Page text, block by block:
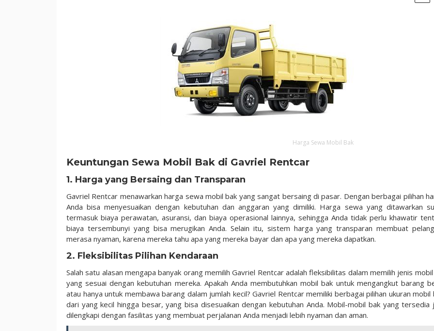
Harga Sewa Mobil Bak
Keuntungan Sewa Mobil Bak di Gavriel Rentcar
1. Harga yang Bersaing dan Transparan
Gavriel Rentcar menawarkan harga sewa mobil bak yang sangat bersaing di pasar. Dengan berbagai pilihan
Anda bisa menyesuaikan dengan kebutuhan dan anggaran yang dimiliki. Harga sewa yang ditawarkan
termasuk biaya perawatan, asuransi, dan biaya operasional lainnya, sehingga Anda tidak perlu khawatir
biaya tersembunyi yang bisa merugikan Anda. Selain itu, sistem harga yang transparan membuat
merasa nyaman, karena mereka tahu apa yang mereka bayar dan apa yang mereka dapatkan.
2. Fleksibilitas Pilihan Kendaraan
Salah satu alasan mengapa banyak orang memilih Gavriel Rentcar adalah fleksibilitas dalam memilih jenis
yang sesuai dengan kebutuhan mereka. Apakah Anda membutuhkan mobil bak untuk mengangkut barang
atau hanya untuk membawa barang dalam jumlah kecil? Gavriel Rentcar memiliki berbagai pilihan ukuran mobil
dari yang kecil hingga besar, yang bisa disesuaikan dengan kebutuhan Anda. Mobil-mobil bak yang tersedia
dilengkapi dengan fasilitas yang membuat perjalanan Anda menjadi lebih nyaman dan aman.